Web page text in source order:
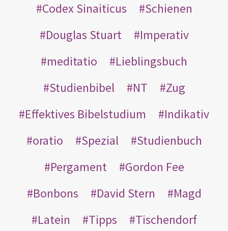
Codex Sinaiticus
Schienen
Douglas Stuart
Imperativ
meditatio
Lieblingsbuch
Studienbibel
NT
Zug
Effektives Bibelstudium
Indikativ
oratio
Spezial
Studienbuch
Pergament
Gordon Fee
Bonbons
David Stern
Magd
Latein
Tipps
Tischendorf